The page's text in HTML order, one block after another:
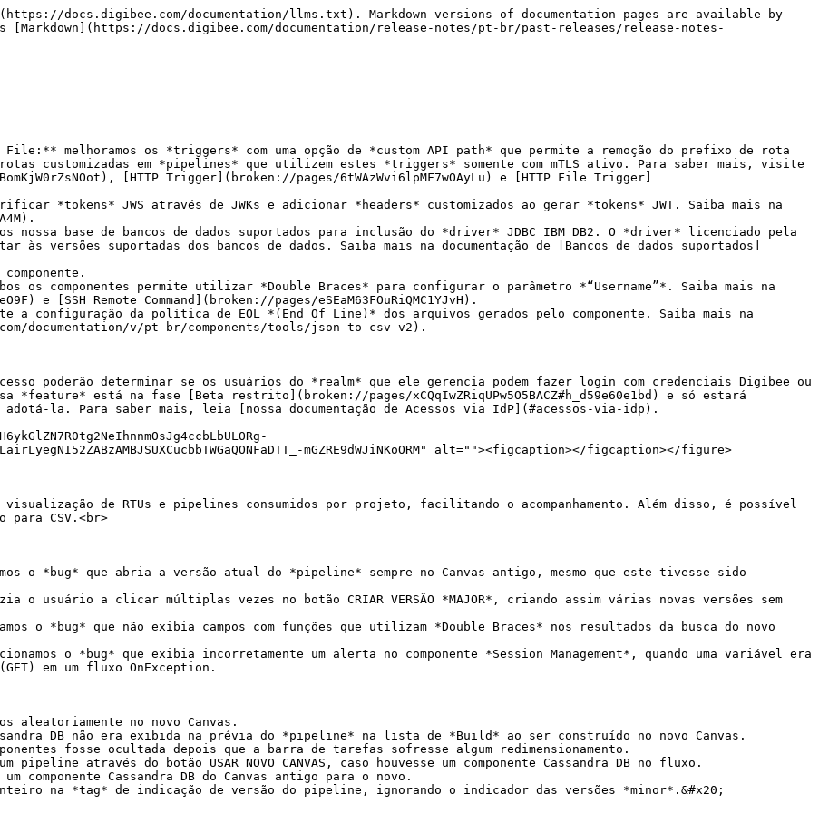
docs.digibee.com/documentation/llms.txt). Markdown versions of documentation pages are available by
docs.digibee.com/documentation/release-notes/pt-br/past-releases/release-notes-
melhoramos os *triggers* com uma opção de *custom API path* que permite a remoção do prefixo de rota
customizadas em *pipelines* que utilizem estes *triggers* somente com mTLS ativo. Para saber mais, visite
[HTTP Trigger](broken://pages/6tWAzWvi6lpMF7wOAyLu) e [HTTP File Trigger]
*tokens* JWS através de JWKs e adicionar *headers* customizados ao gerar *tokens* JWT. Saiba mais na
nossa base de bancos de dados suportados para inclusão do *driver* JDBC IBM DB2. O *driver* licenciado pela
às versões suportadas dos bancos de dados. Saiba mais na documentação de [Bancos de dados suportados]
os componentes permite utilizar *Double Braces* para configurar o parâmetro *“Username”*. Saiba mais na
e [SSH Remote Command](broken://pages/eSEaM63FOuRiQMC1YJvH).
a configuração da política de EOL *(End Of Line)* dos arquivos gerados pelo componente. Saiba mais na
documentation/v/pt-br/components/tools/json-to-csv-v2).
poderão determinar se os usuários do *realm* que ele gerencia podem fazer login com credenciais Digibee ou
está na fase [Beta restrito](broken://pages/xCQqIwZRiqUPw5O5BACZ#h_d59e60e1bd) e só estará
la. Para saber mais, leia [nossa documentação de Acessos via IdP](#acessos-via-idp).
mGZRE9dWJiNKoORM" alt=""><figcaption></figcaption></figure>
visualização de RTUs e pipelines consumidos por projeto, facilitando o acompanhamento. Além disso, é possível
CSV.<br>
o *bug* que abria a versão atual do *pipeline* sempre no Canvas antigo, mesmo que este tivesse sido
usuário a clicar múltiplas vezes no botão CRIAR VERSÃO *MAJOR*, criando assim várias novas versões sem
o *bug* que não exibia campos com funções que utilizam *Double Braces* nos resultados da busca do novo
o *bug* que exibia incorretamente um alerta no componente *Session Management*, quando uma variável era
em um fluxo OnException.
aleatoriamente no novo Canvas.
DB não era exibida na prévia do *pipeline* na lista de *Build* ao ser construído no novo Canvas.
fosse ocultada depois que a barra de tarefas sofresse algum redimensionamento.
através do botão USAR NOVO CANVAS, caso houvesse um componente Cassandra DB no fluxo.
componente Cassandra DB do Canvas antigo para o novo.
inteiro na *tag* de indicação de versão do pipeline, ignorando o indicador das versões *minor*.&#x20;